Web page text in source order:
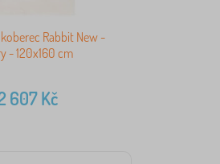
Rabbit New -
- 120x160 cm
607Kč